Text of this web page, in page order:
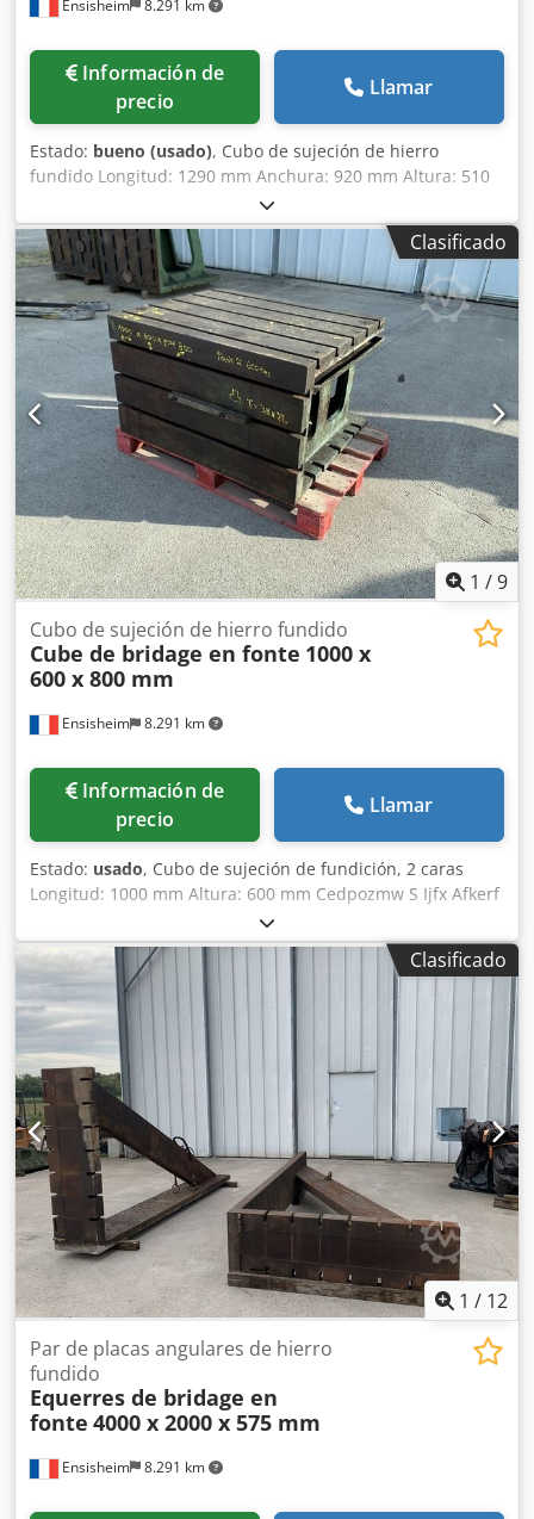
Ensisheim 8.291 km
Información de
precio
Llamar
Estado: bueno (usado), Cubo de sujeción de hierro
fundido Longitud: 1290 mm Anchura: 920 mm Altura: 510
mm Csdszmw Tlopfx Afkerf Dimensiones de las ranuras en
T: 42 x 25 mm 2 caras con ranuras Peso: aproximadamente
1 tonelada
Clasificado
1 /9
Ensisheim 8.291 km
Cubo de sujeción de hierro fundido
Cube de bridage en fonte 1000 x
600 x 800 mm
Información de
precio
Llamar
Estado: usado, Cubo de sujeción de fundición, 2 caras
Longitud: 1000 mm Altura: 600 mm Cedpozmw S Ijfx Afkerf
Profundidad: 800 mm Dimensiones de ranuras en T: 38 x
22 mm Peso: aprox. 600 kg
Clasificado
1 / 12
Ensisheim 8.291 km
Par de placas angulares de hierro
fundido
Equerres de bridage en
fonte 4000 x 2000 x 575 mm